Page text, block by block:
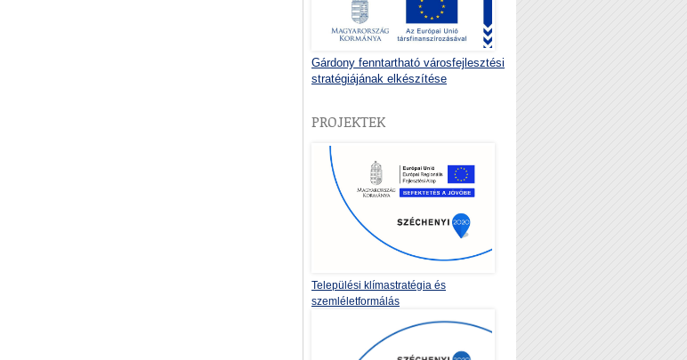
Gárdony fenntartható városfejlesztési
stratégiájának elkészítése
PROJEKTEK
Települési klímastratégia és
szemléletformálás